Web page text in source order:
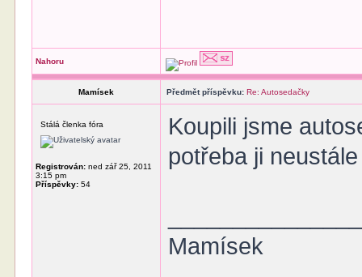
Nahoru
Mamísek Předmět příspěvku: Re: Autosedačky
Stálá členka fóra
Registrován: ned zář 25, 2011
3:15 pm
Příspěvky: 54
Koupili jsme
potřeba ji
Mamísek